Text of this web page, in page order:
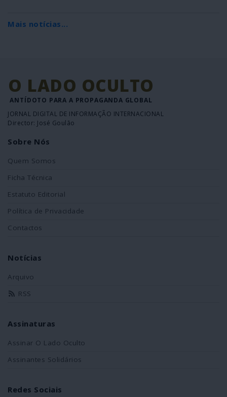
Mais notícias...
O LADO OCULTO
ANTÍDOTO PARA A PROPAGANDA GLOBAL
JORNAL DIGITAL DE INFORMAÇÃO INTERNACIONAL
Director: José Goulão
Sobre Nós
Quem Somos
Ficha Técnica
Estatuto Editorial
Política de Privacidade
Contactos
Notícias
Arquivo
RSS
Assinaturas
Assinar O Lado Oculto
Assinantes Solidários
Redes Sociais